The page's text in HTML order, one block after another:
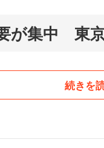
が集中 東
続きを